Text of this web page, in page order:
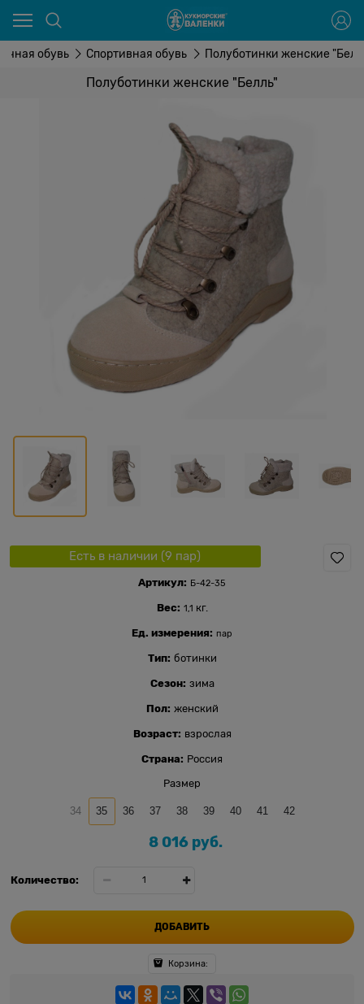
обувь Спортивная обувь Полуботинки женские
Полуботинки женские "Белль"
Есть в наличии (9 пар)
Артикул: Б-42-35
Вес: 1,1 кг.
Ед. измерения: пар
Тип: ботинки
Сезон: зима
Пол: женский
Возраст: взрослая
Страна: Россия
Размер
34 35 36 37 38 39 40 41 42
8 016 руб.
Количество:
ДОБАВИТЬ
Корзина: